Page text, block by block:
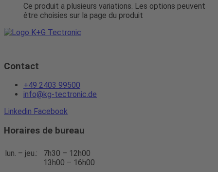
Ce produit a plusieurs variations. Les options peuvent
être choisies sur la page du produit
Contact
+49 2403 99500
info@kg-tectronic.de
Linkedin Facebook
Horaires de bureau
lun. – jeu.:
7h30 – 12h00
13h00 – 16h00